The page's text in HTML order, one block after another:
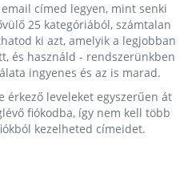
címed legyen, mint senki
25 kategóriából, számtalan
ki azt, amelyik a legjobban
és használd - rendszerünkben
ingyenes és az is marad.
érkező leveleket egyszerűen át
fiókodba, így nem kell több
kezelheted címeidet.